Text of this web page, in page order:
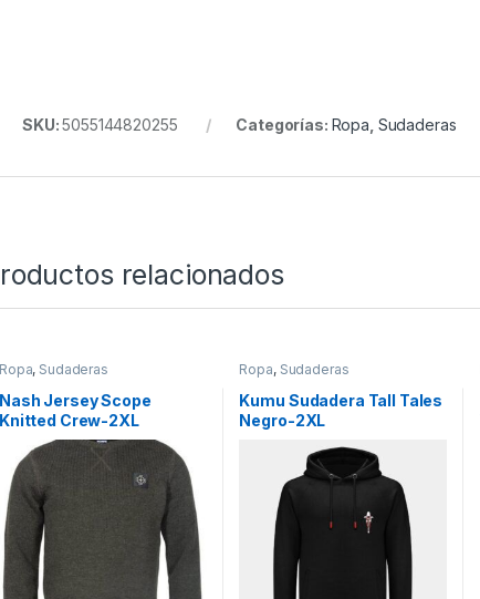
SKU:5055144820255 Categorías: Ropa Sudaderas
relacionados
Ropa, Sudaderas
Nash Jersey Scope
Knitted Crew-2XL
Ropa, Sudaderas
Kumu Sudadera Tall Tales
Negro-2XL